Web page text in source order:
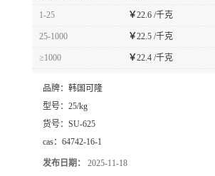
1-25 ￥22.6 /千克
25-1000 ￥22.5 /千克
≥1000 ￥22.4 /千克
品牌： 韩国可隆
型号： 25/kg
货号： SU-625
cas： 64742-16-1
发布日期： 2025-11-18